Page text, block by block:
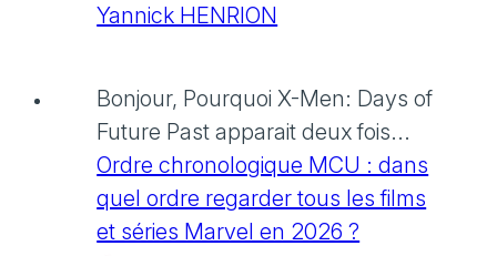
Yannick HENRION
Bonjour, Pourquoi X-Men: Days of
Future Past apparait deux fois...
Ordre chronologique MCU : dans
quel ordre regarder tous les films
et séries Marvel en 2026 ?